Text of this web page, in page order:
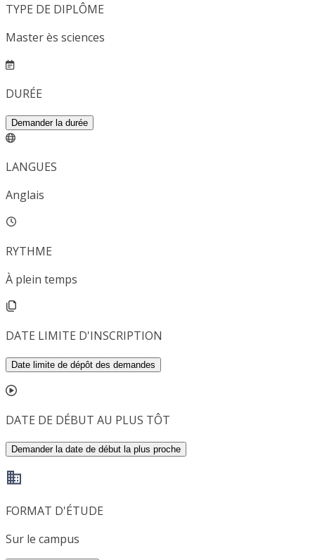
TYPE DE DIPLÔME
Master ès sciences
DURÉE
Demander la durée
LANGUES
Anglais
RYTHME
À plein temps
DATE LIMITE D'INSCRIPTION
Date limite de dépôt des demandes
DATE DE DÉBUT AU PLUS TÔT
Demander la date de début la plus proche
FORMAT D'ÉTUDE
Sur le campus